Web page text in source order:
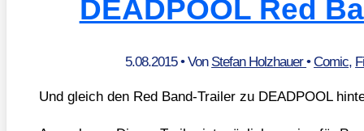
DEADPOOL Red
5.08.2015• Von Stefan Holzhauer•Comic,
Und gleich den Red Band-Trai­ler zu DEADPOOL